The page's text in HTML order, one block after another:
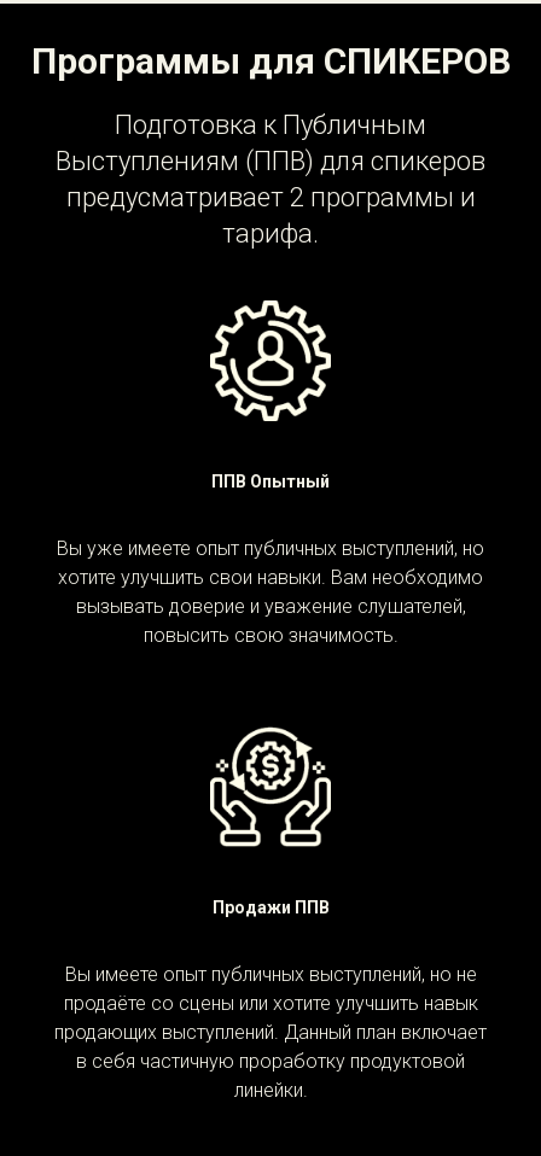
Программы для СПИКЕРОВ
Подготовка к Публичным
Выступлениям (ППВ) для спикеров
предусматривает 2 программы и
тарифа.
ППВ Опытный
Вы уже имеете опыт публичных выступлений, но
хотите улучшить свои навыки. Вам необходимо
вызывать доверие и уважение слушателей,
повысить свою значимость.
Продажи ППВ
Вы имеете опыт публичных выступлений, но не
продаёте со сцены или хотите улучшить навык
продающих выступлений. Данный план включает
в себя частичную проработку продуктовой
линейки.